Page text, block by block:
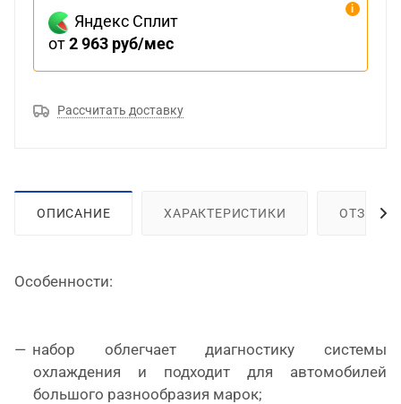
Яндекс Сплит
от2 963 руб/мес
Рассчитать доставку
ОПИСАНИЕ ХАРАКТЕРИСТИКИ ОТЗЫВЫ
Особенности:
набор облегчает диагностику системы
охлаждения и подходит для автомобилей
большого разнообразия марок;